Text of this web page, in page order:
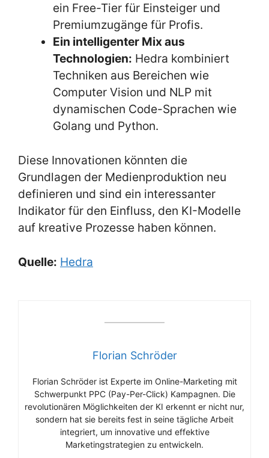
ein Free-Tier für Einsteiger und
Premiumzugänge für Profis.
Ein intelligenter Mix aus
Technologien: Hedra kombiniert
Techniken aus Bereichen wie
Computer Vision und NLP mit
dynamischen Code-Sprachen wie
Golang und Python.
Diese Innovationen könnten die
Grundlagen der Medienproduktion neu
definieren und sind ein interessanter
Indikator für den Einfluss, den KI-Modelle
auf kreative Prozesse haben können.
Quelle: Hedra
Florian Schröder
Florian Schröder ist Experte im Online-Marketing mit
Schwerpunkt PPC (Pay-Per-Click) Kampagnen. Die
revolutionären Möglichkeiten der KI erkennt er nicht nur,
sondern hat sie bereits fest in seine tägliche Arbeit
integriert, um innovative und effektive
Marketingstrategien zu entwickeln.